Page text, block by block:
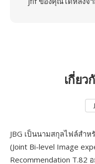
เกี่ย
JBG เป็นนามสกุลไฟล์สำ
(Joint Bi-level Image
Recommendation T.82